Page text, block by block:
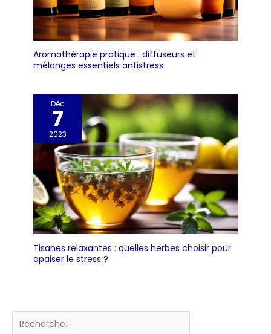
Aromathérapie pratique : diffuseurs et
mélanges essentiels antistress
Déc
7
2023
Tisanes relaxantes : quelles herbes choisir pour
apaiser le stress ?
Rechercher